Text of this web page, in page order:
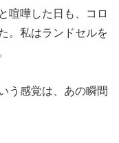
喧嘩した日も、コロ
。私はランドセルを
う感覚は、あの瞬間